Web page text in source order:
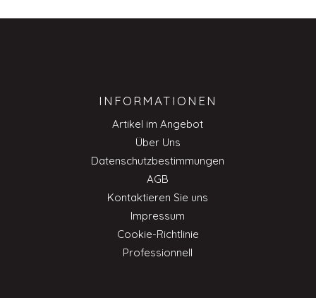
INFORMATIONEN
Artikel im Angebot
Über Uns
Datenschutzbestimmungen
AGB
Kontaktieren Sie uns
Impressum
Cookie-Richtlinie
Professionnell